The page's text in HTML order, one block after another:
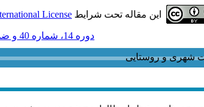
این مقاله تحت شرایط License
دوره 14، شماره 40 و ضميمه - ( ضميمه لاتين 1394 )